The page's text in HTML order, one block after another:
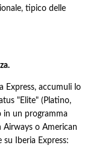
tipico delle
Express, accumuli lo
"Elite" (Platino,
in un programma
o American
Iberia Express: